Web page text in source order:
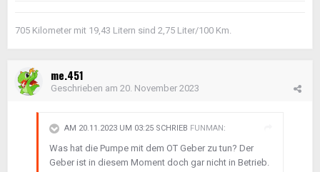
705 Kilometer mit 19,43 Litern sind 2,75 Liter/100 Km.
me.451
Geschrieben am 20. November 2023
AM 20.11.2023 UM 03:25 SCHRIEB FUNMAN :
Was hat die Pumpe mit dem OT Geber zu tun? Der
Geber ist in diesem Moment doch gar nicht in Betrieb.